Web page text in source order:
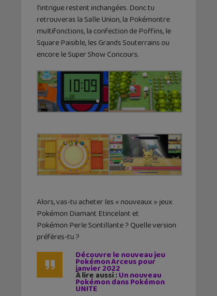
l’intrigue restent inchangées. Donc tu
retrouveras la Salle Union, la Pokémontre
multifonctions, la confection de Poffins, le
Square Paisible, les Grands Souterrains ou
encore le Super Show Concours.
Alors, vas-tu acheter les « nouveaux » jeux
Pokémon Diamant Etincelant et
Pokémon Perle Scintillante ? Quelle version
préfères-tu ?
Découvre le nouveau jeu
Pokémon Arceus pour
janvier 2022
À lire aussi :Un nouveau
Pokémon dans Pokémon
UNITE